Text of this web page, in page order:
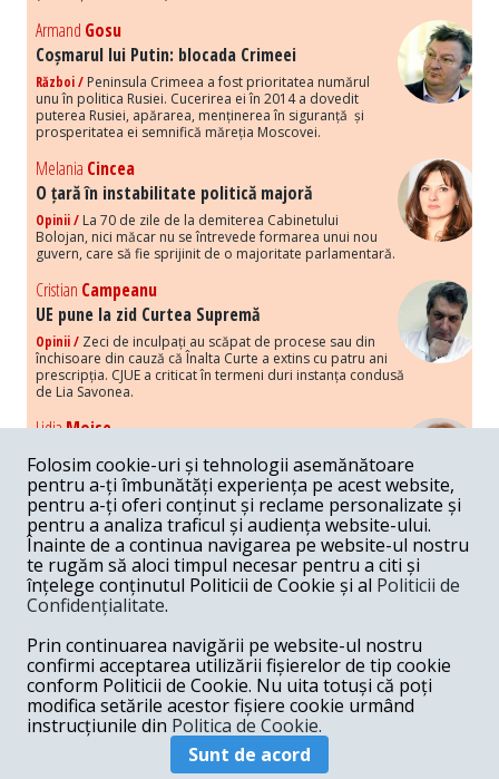
Armand Gosu
Coșmarul lui Putin: blocada Crimeei
Război / Peninsula Crimeea a fost prioritatea numărul
unu în politica Rusiei. Cucerirea ei în 2014 a dovedit
puterea Rusiei, apărarea, menținerea în siguranță și
prosperitatea ei semnifică măreția Moscovei.
Melania Cincea
O țară în instabilitate politică majoră
Opinii / La 70 de zile de la demiterea Cabinetului
Bolojan, nici măcar nu se întrevede formarea unui nou
guvern, care să fie sprijinit de o majoritate parlamentară.
Cristian Campeanu
UE pune la zid Curtea Supremă
Opinii / Zeci de inculpați au scăpat de procese sau din
închisoare din cauză că Înalta Curte a extins cu patru ani
prescripția. CJUE a criticat în termeni duri instanța condusă
de Lia Savonea.
LidiaMoise
Costurile economice ale haosului politic
Opinii / Economia nu poate rezista cu retorica falsă a
susținerii intereselor poporului, care, de fapt, ascunde
obsesia menținerii privilegiilor și a averilor unor caste.
Melania Cincea
Noi puseuri de xenofobie din partea românilor
„neaoși”
Periodic, în spațiul public sunt voci care lansează
mesaje xenofobe la adresa câte unui politician care deranjează un
anumit grup politico-mediatic, într-un anumit moment.
ArmandGosu
Unirea cu Moldova: modele istorice
Unirea cu Moldova depinde de intensitatea
amenințării haosului și anarhiei de dincolo de Nistru.
Folosim cookie-uri și tehnologii asemănătoare
pentru a-ți îmbunătăți experiența pe acest website,
pentru a-ți oferi conținut și reclame personalizate și
pentru a analiza traficul și audiența website-ului.
Înainte de a continua navigarea pe website-ul nostru
te rugăm să aloci timpul necesar pentru a citi și
înțelege conținutul Politicii de Cookie și al Politicii de
Confidențialitate.
Prin continuarea navigării pe website-ul nostru
confirmi acceptarea utilizării fișierelor de tip cookie
conform Politicii de Cookie. Nu uita totuși că poți
modifica setările acestor fișiere cookie urmând
instrucțiunile din Politica de Cookie.
Sunt de acord